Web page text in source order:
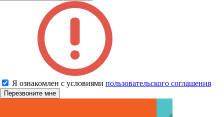
Я ознакомлен с условиями пользовательского соглашения